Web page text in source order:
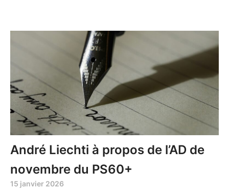
André Liechti à propos de l’AD de
novembre du PS60+
15 janvier 2026